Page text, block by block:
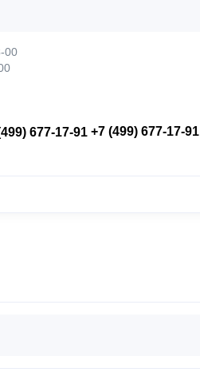
00
+7 (499) 677-17-91